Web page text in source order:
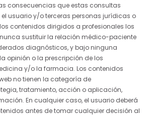
consecuencias que estas consultas
usuario y/o terceras personas jurídicas o
contenidos dirigidos a profesionales los
sustituir la relación médico-paciente
diagnósticos, y bajo ninguna
opinión o la prescripción de los
y/o la farmacia. Los contenidos
no tienen la categoría de
tratamiento, acción o aplicación,
En cualquier caso, el usuario deberá
antes de tomar cualquier decisión al